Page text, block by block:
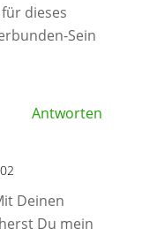
dieses
Sein
Antworten
Deinen
Du mein